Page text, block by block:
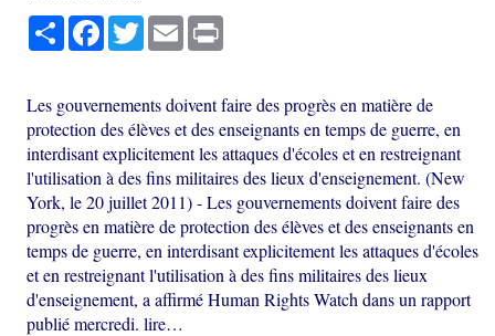
Share Facebook
TwitterEmail
Les gouvernements doivent faire des progrès en matière de
protection des élèves et des enseignants en temps de guerre, en
interdisant explicitement les attaques d'écoles et en restreignant
l'utilisation à des fins militaires des lieux d'enseignement. (New
York, le 20 juillet 2011) - Les gouvernements doivent faire des
progrès en matière de protection des élèves et des enseignants en
temps de guerre, en interdisant explicitement les attaques d'écoles
et en restreignant l'utilisation à des fins militaires des lieux
d'enseignement, a affirmé Human Rights Watch dans un rapport
publié mercredi. lire…